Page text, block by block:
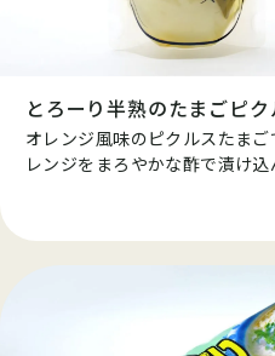
とろーり半熟のたまごピク
オレンジ風味のピクルスたま
レンジをまろやかな酢で漬け
ルスです。 近年の健康・ヘル
用した商品が注目されています
をこころがけた商品となって
な方でも食べやすい、優しい
だけで簡単に召し上がれます。
ッチやオードブル、パスタや
お供にぴったりの商品です。